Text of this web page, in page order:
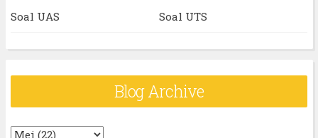
Soal UAS Soal UTS
Blog Archive